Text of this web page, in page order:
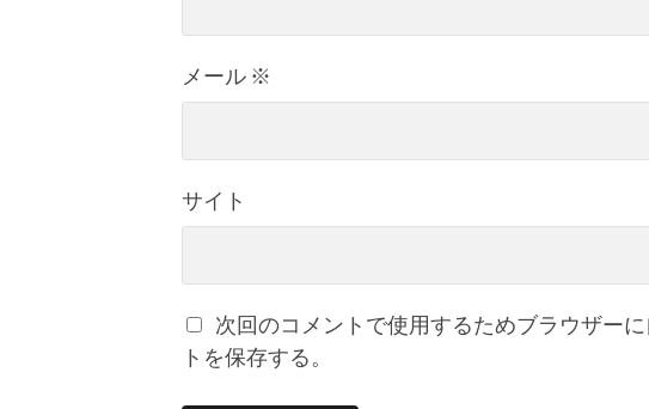
メール ※
サイト
次回のコメントで使用するためブラウザー
トを保存する。